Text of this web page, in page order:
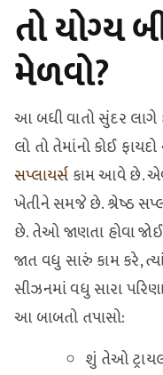
તો યોગ્ય
મેળવો?
આ બધી વાતો સુંદર લાગે
લો તો તેમાંનો કોઈ
સપ્લાયર્સ કામ આવે છે.
ખેતીને સમજે છે. શ્રેષ્ઠ
છે. તેઓ જાણતા હોવા
જાત વધુ સારું કામ કરે,
સીઝનમાં વધુ સારા
આ બાબતો તપાસો:
શું તેઓ